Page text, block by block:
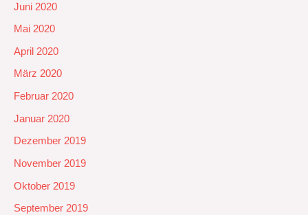
Juni 2020
Mai 2020
April 2020
März 2020
Februar 2020
Januar 2020
Dezember 2019
November 2019
Oktober 2019
September 2019